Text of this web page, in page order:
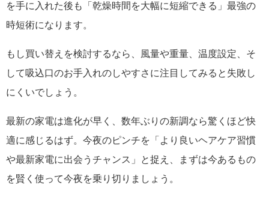
を手に入れた後も「乾燥時間を大幅に短縮できる」最強の
時短術になります。
もし買い替えを検討するなら、風量や重量、温度設定、そ
して吸込口のお手入れのしやすさに注目してみると失敗し
にくいでしょう。
最新の家電は進化が早く、数年ぶりの新調なら驚くほど快
適に感じるはず。今夜のピンチを「より良いヘアケア習慣
や最新家電に出会うチャンス」と捉え、まずは今あるもの
を賢く使って今夜を乗り切りましょう。